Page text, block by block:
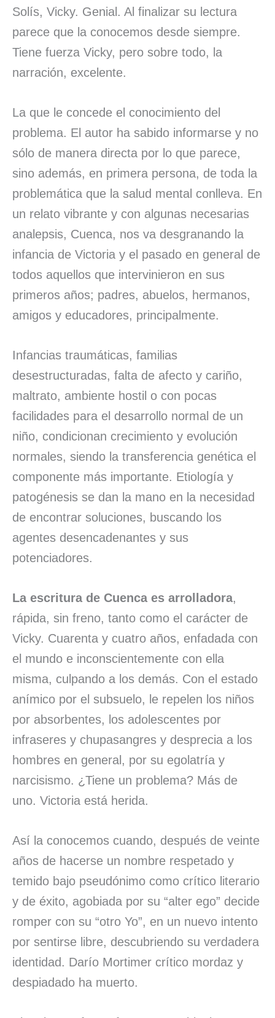
Solís, Vicky. Genial. Al finalizar su lectura
parece que la conocemos desde siempre.
Tiene fuerza Vicky, pero sobre todo, la
narración, excelente.
La que le concede el conocimiento del
problema. El autor ha sabido informarse y no
sólo de manera directa por lo que parece,
sino además, en primera persona, de toda la
problemática que la salud mental conlleva. En
un relato vibrante y con algunas necesarias
analepsis, Cuenca, nos va desgranando la
infancia de Victoria y el pasado en general de
todos aquellos que intervinieron en sus
primeros años; padres, abuelos, hermanos,
amigos y educadores, principalmente.
Infancias traumáticas, familias
desestructuradas, falta de afecto y cariño,
maltrato, ambiente hostil o con pocas
facilidades para el desarrollo normal de un
niño, condicionan crecimiento y evolución
normales, siendo la transferencia genética el
componente más importante. Etiología y
patogénesis se dan la mano en la necesidad
de encontrar soluciones, buscando los
agentes desencadenantes y sus
potenciadores.
La escritura de Cuenca es arrolladora,
rápida, sin freno, tanto como el carácter de
Vicky. Cuarenta y cuatro años, enfadada con
el mundo e inconscientemente con ella
misma, culpando a los demás. Con el estado
anímico por el subsuelo, le repelen los niños
por absorbentes, los adolescentes por
infraseres y chupasangres y desprecia a los
hombres en general, por su egolatría y
narcisismo. ¿Tiene un problema? Más de
uno. Victoria está herida.
Así la conocemos cuando, después de veinte
años de hacerse un nombre respetado y
temido bajo pseudónimo como crítico literario
y de éxito, agobiada por su “alter ego” decide
romper con su “otro Yo”, en un nuevo intento
por sentirse libre, descubriendo su verdadera
identidad. Darío Mortimer crítico mordaz y
despiadado ha muerto.